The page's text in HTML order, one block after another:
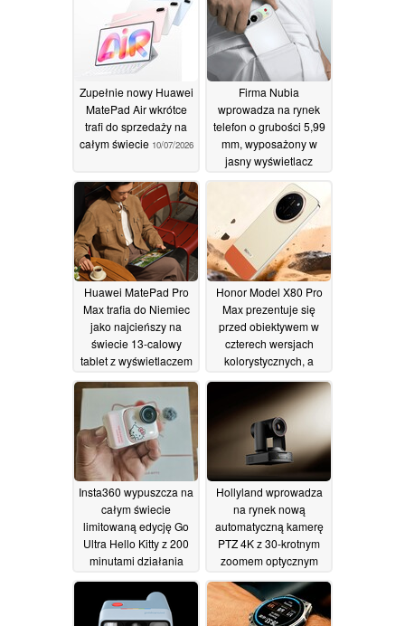
Zupełnie nowy Huawei
MatePad Air wkrótce
trafi do sprzedaży na
całym świecie 10/07/2026
Firma Nubia
wprowadza na rynek
telefon o grubości 5,99
mm, wyposażony w
jasny wyświetlacz
rozdzielczości 108 MP
09/07/2026
Huawei MatePad Pro
Max trafia do Niemiec
jako najcieńszy na
świecie 13-calowy
tablet z wyświetlaczem
odświeżania 144 Hz
30/06/2026
Honor Model X80 Pro
Max prezentuje się
przed obiektywem w
czterech wersjach
kolorystycznych, a
kluczowe parametry
techniczne16/06/2026
Insta360 wypuszcza na
całym świecie
limitowaną edycję Go
Ultra Hello Kitty z 200
minutami działania
11/06/2026
Hollyland wprowadza
na rynek nową
automatyczną kamerę
PTZ 4K z 30-krotnym
zoomem optycznym
05/06/2026